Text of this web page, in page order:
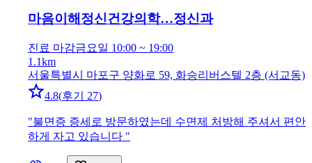
마음이해정신건강의학…정신과
진료 마감금요일 10:00 ~ 19:00
1.1km
서울특별시 마포구 양화로 59, 화승리버스텔 2층 (서교동)
4.8(후기 27)
"불면증 증세로 방문하였는데 수면제 처방해 주셔서 편안
하게 자고 있습니다 "